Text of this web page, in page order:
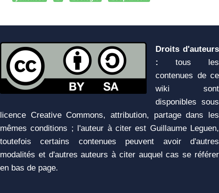
Droits d'auteurs
:
tous les
contenues de ce
wiki sont
disponibles sous
licence Creative Commons, attribution, partage dans les
mêmes conditions ; l'auteur à citer est Guillaume Leguen,
toutefois certains contenues peuvent avoir d'autres
modalités et d'autres auteurs à citer auquel cas se référer
en bas de page.